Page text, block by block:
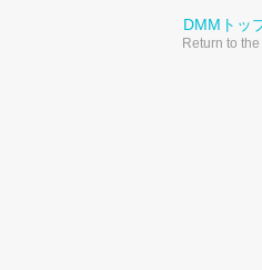
DMMトッ
Return to